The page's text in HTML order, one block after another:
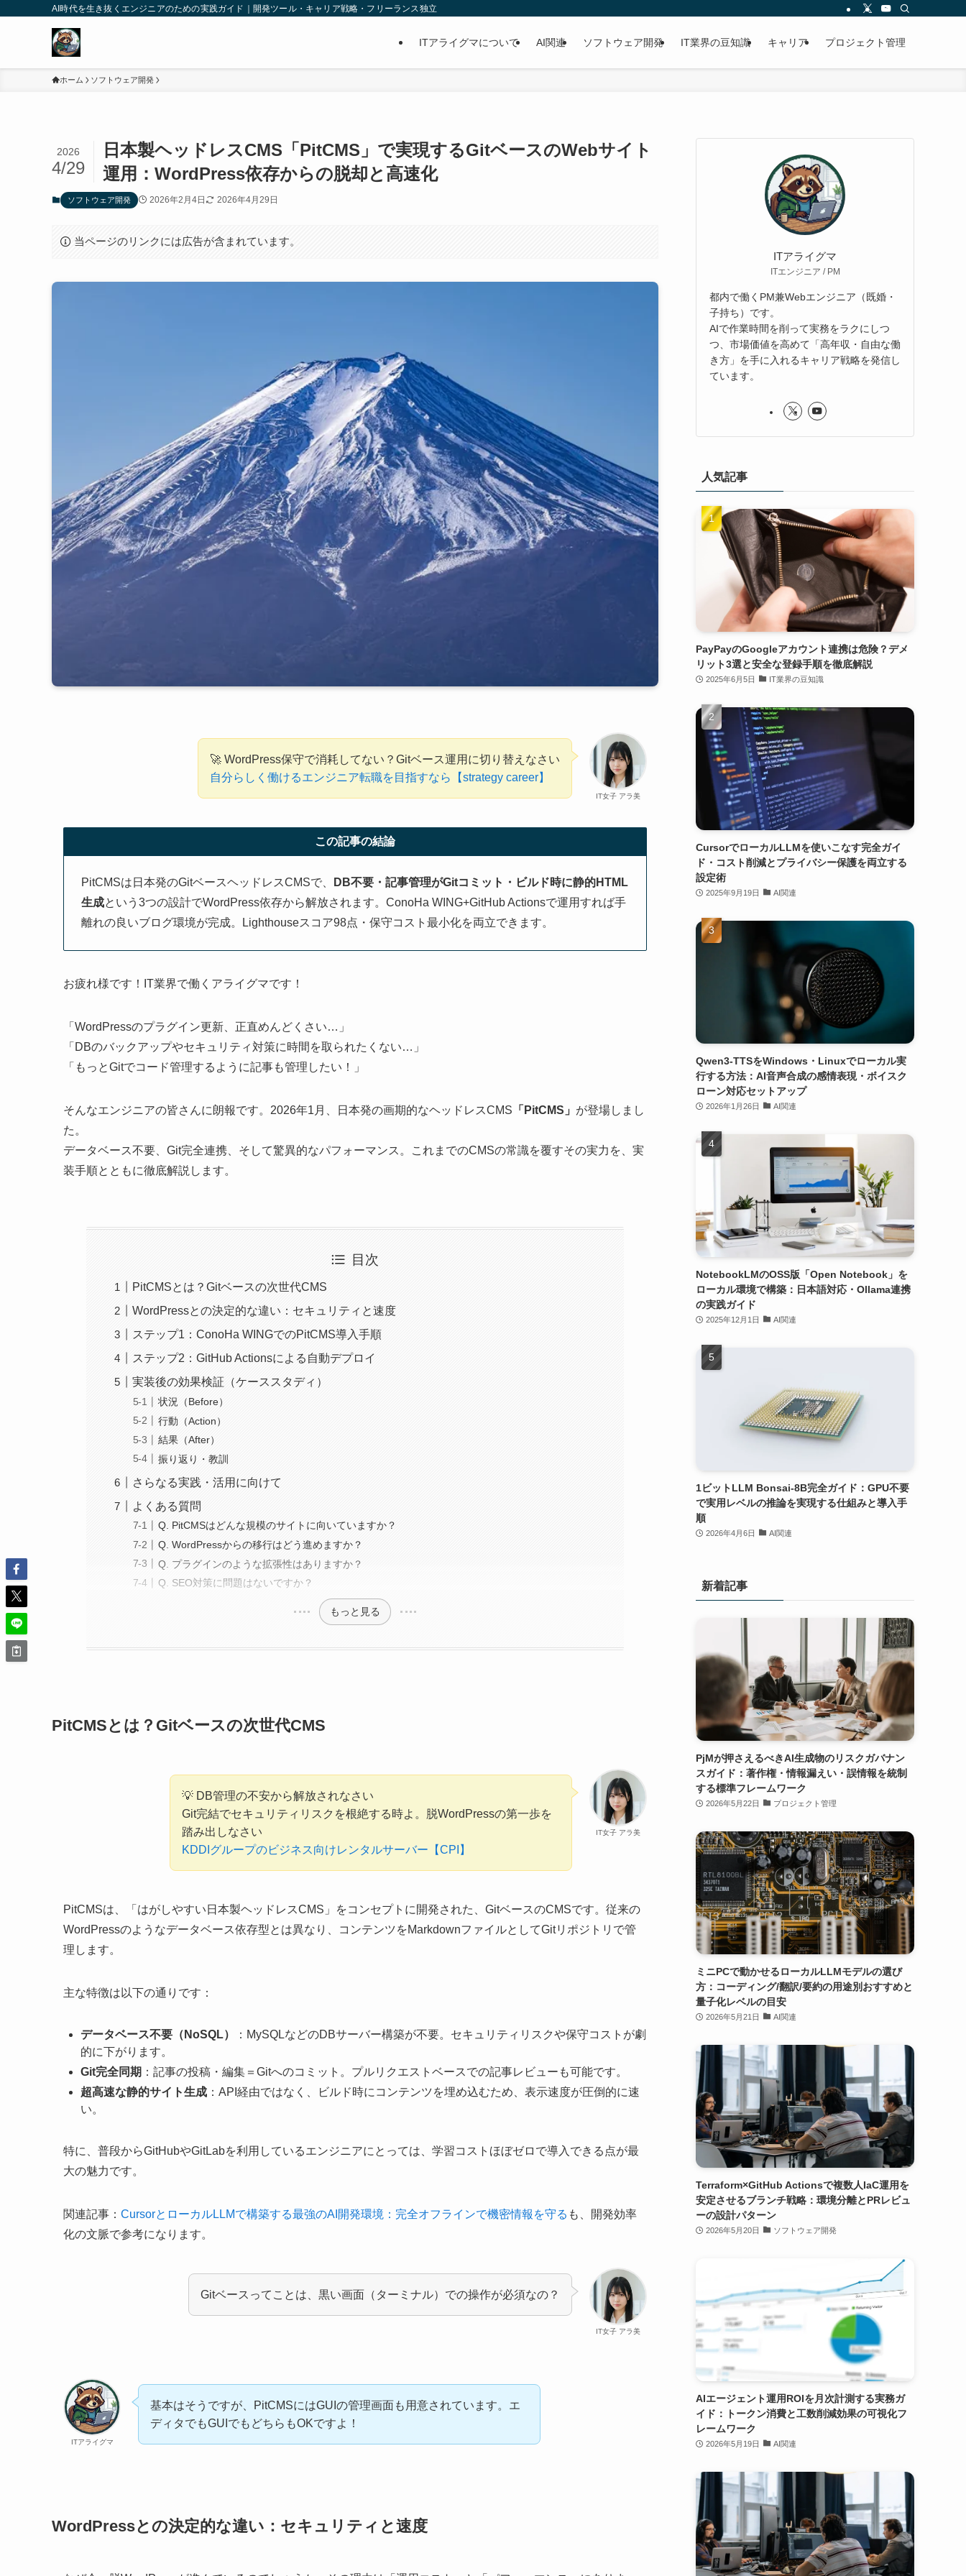
AI時代を生き抜くエンジニアのための実践ガイド｜開発ツール・キャリア戦略・フリーランス独立
ITアライグマについて AI関連 ソフトウェア開発 IT業界の豆知識 キャリア プロジェクト管理
ホーム ソフトウェア開発
日本製ヘッドレスCMS「PitCMS」で実現するGitベースのWebサイト
運用：WordPress依存からの脱却と高速化
2026
4/29
ソフトウェア開発 2026年2月4日 2026年4月29日
当ページのリンクには広告が含まれています。
IT女子 アラ美
🚀 WordPress保守で消耗してない？Gitベース運用に切り替えなさい
自分らしく働けるエンジニア転職を目指すなら【strategy career】
この記事の結論
PitCMSは日本発のGitベースヘッドレスCMSで、
DB不要・記事管理がGitコミット・ビルド時に静的HTML
生成という3つの設計でWordPress依存から解放されます。ConoHa WING+GitHub Actionsで運用すれば手
離れの良いブログ環境が完成。Lighthouseスコア98点・保守コスト最小化を両立できます。
お疲れ様です！IT業界で働くアライグマです！
「WordPressのプラグイン更新、正直めんどくさい…」
「DBのバックアップやセキュリティ対策に時間を取られたくない…」
「もっとGitでコード管理するように記事も管理したい！」
そんなエンジニアの皆さんに朗報です。2026年1月、日本発の画期的なヘッドレスCMS 「PitCMS」 が登場しまし
た。
データベース不要、Git完全連携、そして驚異的なパフォーマンス。これまでのCMSの常識を覆すその実力を、実
装手順とともに徹底解説します。
目次
PitCMSとは？Gitベースの次世代CMS
WordPressとの決定的な違い：セキュリティと速度
ステップ1：ConoHa WINGでのPitCMS導入手順
ステップ2：GitHub Actionsによる自動デプロイ
実装後の効果検証（ケーススタディ）
状況（Before）
行動（Action）
結果（After）
振り返り・教訓
さらなる実践・活用に向けて
よくある質問
Q. PitCMSはどんな規模のサイトに向いていますか？
Q. WordPressからの移行はどう進めますか？
Q. プラグインのような拡張性はありますか？
Q. SEO対策に問題はないですか？
もっと見る
PitCMSとは？Gitベースの次世代CMS
IT女子 アラ美
💡 DB管理の不安から解放されなさい
Git完結でセキュリティリスクを根絶する時よ。脱WordPressの第一歩を
踏み出しなさい
KDDIグループのビジネス向けレンタルサーバー【CPI】
PitCMSは、「はがしやすい日本製ヘッドレスCMS」をコンセプトに開発された、GitベースのCMSです。従来の
WordPressのようなデータベース依存型とは異なり、コンテンツをMarkdownファイルとしてGitリポジトリで管
理します。
主な特徴は以下の通りです：
データベース不要（NoSQL）
：MySQLなどのDBサーバー構築が不要。セキュリティリスクや保守コストが劇
的に下がります。
Git完全同期 ：記事の投稿・編集＝Gitへのコミット。プルリクエストベースでの記事レビューも可能です。
超高速な静的サイト生成 ：API経由ではなく、ビルド時にコンテンツを埋め込むため、表示速度が圧倒的に速
い。
特に、普段からGitHubやGitLabを利用しているエンジニアにとっては、学習コストほぼゼロで導入できる点が最
大の魅力です。
関連記事： CursorとローカルLLMで構築する最強のAI開発環境：完全オフラインで機密情報を守る も、開発効率
化の文脈で参考になります。
IT女子 アラ美
Gitベースってことは、黒い画面（ターミナル）での操作が必須なの？
ITアライグマ
基本はそうですが、PitCMSにはGUIの管理画面も用意されています。エ
ディタでもGUIでもどちらもOKですよ！
WordPressとの決定的な違い：セキュリティと速度
ITアライグマ
ITエンジニア / PM
都内で働くPM兼Webエンジニア（既婚・
子持ち）です。
AIで作業時間を削って実務をラクにしつ
つ、市場価値を高めて「高年収・自由な働
き方」を手に入れるキャリア戦略を発信し
ています。
人気記事
PayPayのGoogleアカウント連携は危険？デメ
リット3選と安全な登録手順を徹底解説
2025年6月5日 IT業界の豆知識
CursorでローカルLLMを使いこなす完全ガイ
ド・コスト削減とプライバシー保護を両立する
設定術
2025年9月19日 AI関連
Qwen3-TTSをWindows・Linuxでローカル実
行する方法：AI音声合成の感情表現・ボイスク
ローン対応セットアップ
2026年1月26日 AI関連
NotebookLMのOSS版「Open Notebook」を
ローカル環境で構築：日本語対応・Ollama連携
の実践ガイド
2025年12月1日 AI関連
1ビットLLM Bonsai-8B完全ガイド：GPU不要
で実用レベルの推論を実現する仕組みと導入手
順
2026年4月6日 AI関連
新着記事
PjMが押さえるべきAI生成物のリスクガバナン
スガイド：著作権・情報漏えい・誤情報を統制
する標準フレームワーク
2026年5月22日 プロジェクト管理
ミニPCで動かせるローカルLLMモデルの選び
方：コーディング/翻訳/要約の用途別おすすめと
量子化レベルの目安
2026年5月21日 AI関連
Terraform×GitHub Actionsで複数人IaC運用を
安定させるブランチ戦略：環境分離とPRレビュ
ーの設計パターン
2026年5月20日 ソフトウェア開発
AIエージェント運用ROIを月次計測する実務ガ
イド：トークン消費と工数削減効果の可視化フ
レームワーク
2026年5月19日 AI関連